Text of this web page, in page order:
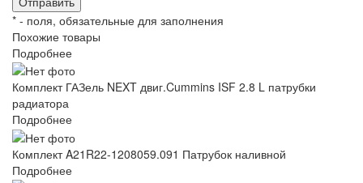
* - поля, обязательные для заполнения
Похожие товары
Подробнее
Комплект ГАЗель NEXT двиг.Cummins ISF 2.8 L патрубки
радиатора
Подробнее
Комплект A21R22-1208059.091 Патрубок наливной
Подробнее